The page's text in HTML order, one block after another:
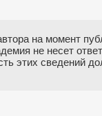
на момент
не несет
этих сведений